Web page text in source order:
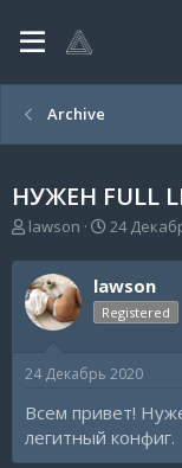
Archive
НУЖЕН FULL
А
т
о
р
т
м
lawson
Д
т
а
н
а
а
24
lawson
Registered
24 Декабрь 2020
Всем привет!
легитный конфиг.